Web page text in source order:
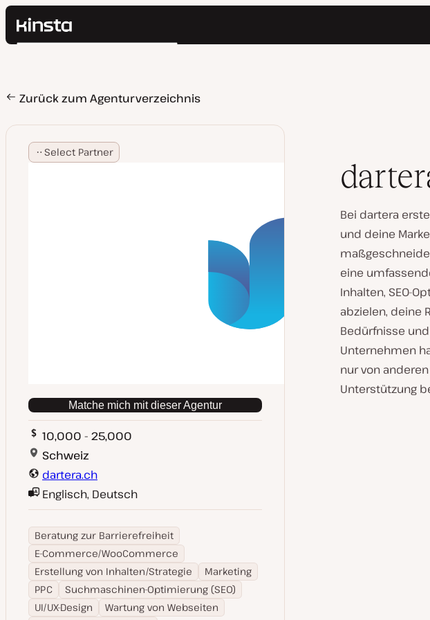
Kinsta®
Preise
Ressourcen
Kontakt
Suchen
Zurück zum Agenturverzeichnis
Select Partner
Matche mich mit dieser Agentur
10,000 - 25,000
Schweiz
dartera.ch
Englisch, Deutsch
Beratung zur Barrierefreiheit
E-Commerce/WooCommerce
Erstellung von Inhalten/Strategie
Marketing
PPC
Suchmaschinen-Optimierung (SEO)
UI/UX-Design
Wartung von Webseiten
Bei dartera
und deine
eine
Inhalten, SEO-
abzielen, deine
Bedürfnisse
Unternehmen
nur von
Unterstützung